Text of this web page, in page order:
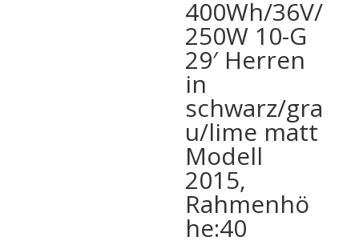
400Wh/36V/
250W 10-G
29′ Herren
in
schwarz/gra
u/lime matt
Modell
2015,
Rahmenhö
he:40